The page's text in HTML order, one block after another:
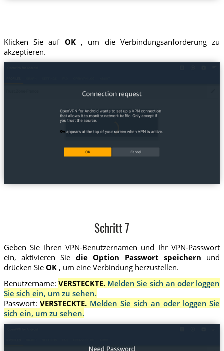
Klicken Sie auf OK, um die Verbindungsanforderung zu
akzeptieren.
Schritt 7
Geben Sie Ihren VPN-Benutzernamen und Ihr VPN-Passwort
ein, aktivieren Sie die Option Passwort speichern und
drücken Sie OK, um eine Verbindung herzustellen.
Benutzername: VERSTECKTE. Melden Sie sich an oder loggen
Sie sich ein, um zu sehen.
Passwort:VERSTECKTE. Melden Sie sich an oder loggen Sie
sich ein, um zu sehen.